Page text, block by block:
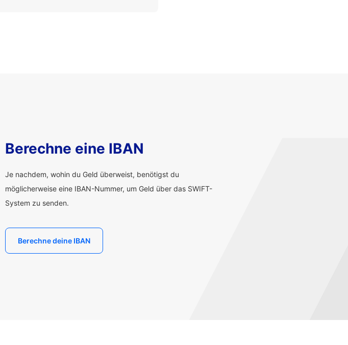
Berechne eine IBAN
Je nachdem, wohin du Geld überweist, benötigst du
möglicherweise eine IBAN-Nummer, um Geld über das SWIFT-
System zu senden.
Berechne deine IBAN